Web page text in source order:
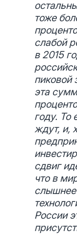
тоже
слабой
в 2015
пиковой
эта
году. То
ждут, и,
сдвиг
что в
России